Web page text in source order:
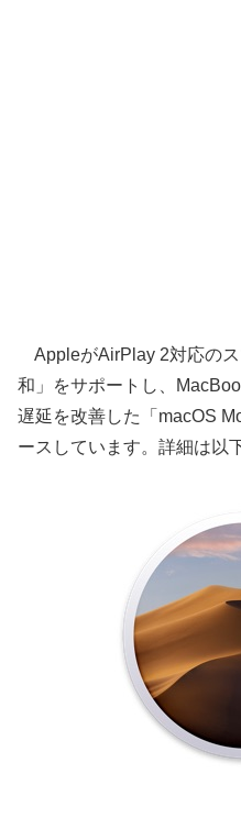
AppleがAirPlay 2対応の
和」をサポートし、
遅延を改善した「macOS
ースしています。詳細は以